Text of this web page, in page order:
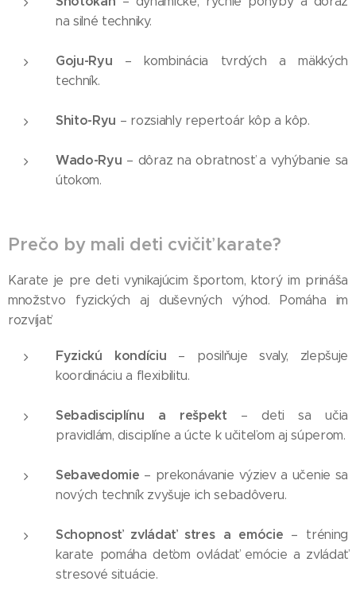
na silné techniky.
Goju-Ryu – kombinácia tvrdých a mäkkých
techník.
Shito-Ryu – rozsiahly repertoár kôp a kôp.
Wado-Ryu – dôraz na obratnosť a vyhýbanie sa
útokom.
Prečo by mali deti cvičiť karate?
Karate je pre deti vynikajúcim športom, ktorý im prináša
množstvo fyzických aj duševných výhod. Pomáha im
rozvíjať:
Fyzickú kondíciu – posilňuje svaly, zlepšuje
koordináciu a flexibilitu.
Sebadisciplínu a rešpekt – deti sa učia
pravidlám, disciplíne a úcte k učiteľom aj súperom.
Sebavedomie – prekonávanie výziev a učenie sa
nových techník zvyšuje ich sebadôveru.
Schopnosť zvládať stres a emócie – tréning
karate pomáha deťom ovládať emócie a zvládať
stresové situácie.